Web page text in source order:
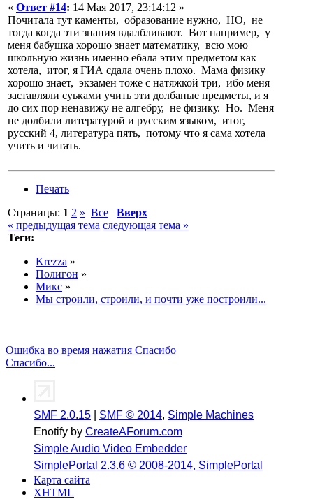
« Ответ #14: 14 Мая 2017, 23:14:12 »
Почитала тут каменты, образование нужно, НО, не
тогда когда эти знания вдалбливают. Вот например, у
меня бабушка хорошо знает математику, всю мою
школьную жизнь именно ебала этим предметом как
хотела, итог, я ГИА сдала очень плохо. Мама физику
хорошо знает, экзамен тоже с натяжкой три, ибо меня
заставляли суьками учить эти долбаные предметы, и я
до сих пор ненавижу не алгебру, не физику. Но. Меня
не долбили литературой и русским языком, итог,
русский 4, литература пять, потому что я сама хотела
учить и читать.
Печать
Страницы: 1 2 » Все
Вверх
« предыдущая тема следующая тема »
Теги:
Krezza »
Полигон »
Микс »
Мы строили, строили, и почти уже построили...
Ошибка во время нажатия Спасибо
Спасибо...
SMF 2.0.15 SMF © 2014, Simple Machines
Enotify by CreateAForum.com
Simple Audio Video Embedder
SimplePortal 2.3.6 © 2008-2014, SimplePortal
Карта сайта
XHTML